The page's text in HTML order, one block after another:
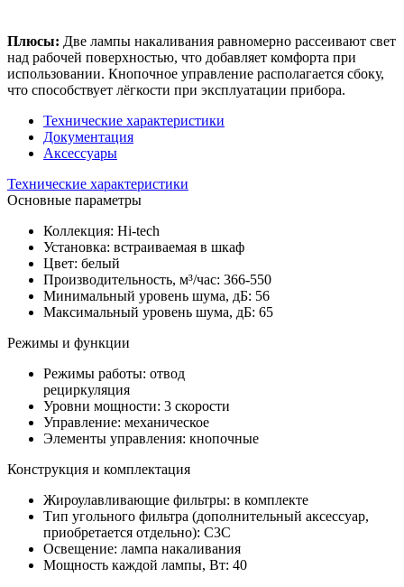
Плюсы: Две лампы накаливания равномерно рассеивают свет
над рабочей поверхностью, что добавляет комфорта при
использовании. Кнопочное управление располагается сбоку,
что способствует лёгкости при эксплуатации прибора.
Технические характеристики
Документация
Аксессуары
Технические характеристики
Основные параметры
Коллекция: Hi-tech
Установка: встраиваемая в шкаф
Цвет: белый
Производительность, м³/час: 366-550
Минимальный уровень шума, дБ: 56
Максимальный уровень шума, дБ: 65
Режимы и функции
Режимы работы: отвод
рециркуляция
Уровни мощности: 3 скорости
Управление: механическое
Элементы управления: кнопочные
Конструкция и комплектация
Жироулавливающие фильтры: в комплекте
Тип угольного фильтра (дополнительный аксессуар,
приобретается отдельно): C3C
Освещение: лампа накаливания
Мощность каждой лампы, Вт: 40